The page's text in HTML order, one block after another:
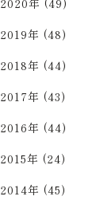
2020年 (49)
2019年 (48)
2018年 (44)
2017年 (43)
2016年 (44)
2015年 (24)
2014年 (45)